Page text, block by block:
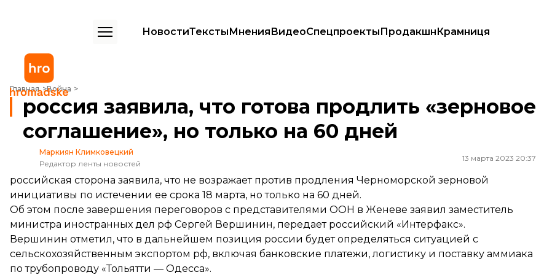
НовостиТекстыМненияВидеоСпецпроектыПродакшнКрамниця
Главная Война
россия заявила, что готова продлить «зерновое соглашение», но только на 60 дней
россия заявила, что готова продлить «зерновое
соглашение», но только на 60 дней
Маркиян Климковецкий
Редактор ленты новостей
13 марта 2023 20:37
российская сторона заявила, что не возражает против продления Черноморской зерновой
инициативы по истечении ее срока 18 марта, но только на 60 дней.
Об этом после завершения переговоров с представителями ООН в Женеве заявил заместитель
министра иностранных дел рф Сергей Вершинин, передаетроссийский «Интерфакс».
Вершинин отметил, что в дальнейшем позиция россии будет определяться ситуацией с
сельскохозяйственным экспортом рф, включая банковские платежи, логистику и поставку аммиака
по трубопроводу «Тольятти — Одесса».